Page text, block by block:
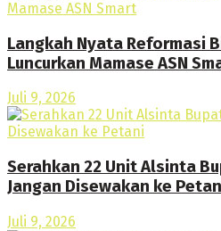
Langkah Nyata Reformasi
Luncurkan Mamase ASN
Juli 9, 2026
Serahkan 22 Unit Alsinta
Jangan Disewakan ke
Juli 9, 2026